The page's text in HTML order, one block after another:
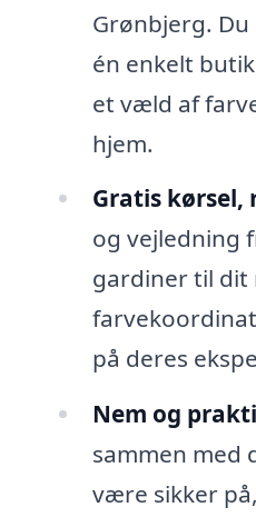
Grønbjerg.
én enkelt
et væld af
hjem.
Gratis kørsel,
og vejledning
gardiner til dit
på deres
Nem og
sammen med
være sikker